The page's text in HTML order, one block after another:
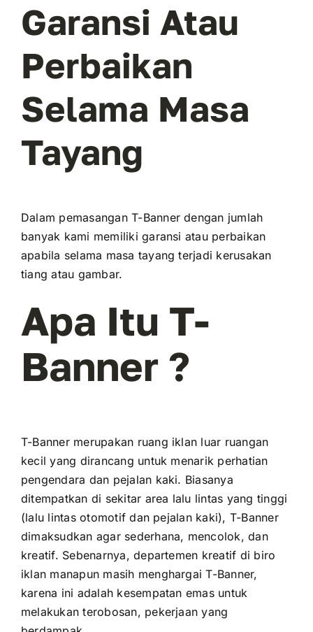
Garansi Atau
Perbaikan
Selama Masa
Tayang
Dalam pemasangan T-Banner dengan jumlah
banyak kami memiliki garansi atau perbaikan
apabila selama masa tayang terjadi kerusakan
tiang atau gambar.
Apa Itu T-
Banner ?
T-Banner merupakan ruang iklan luar ruangan
kecil yang dirancang untuk menarik perhatian
pengendara dan pejalan kaki. Biasanya
ditempatkan di sekitar area lalu lintas yang tinggi
(lalu lintas otomotif dan pejalan kaki), T-Banner
dimaksudkan agar sederhana, mencolok, dan
kreatif. Sebenarnya, departemen kreatif di biro
iklan manapun masih menghargai T-Banner,
karena ini adalah kesempatan emas untuk
melakukan terobosan, pekerjaan yang